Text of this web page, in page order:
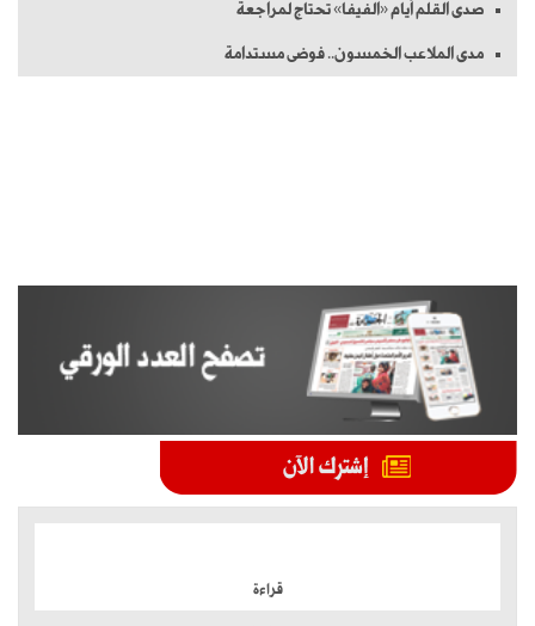
صدى القلم أيام «الفيفا» تحتاج لمراجعة
مدى الملاعب الخمسون.. فوضى مستدامة
قراءة